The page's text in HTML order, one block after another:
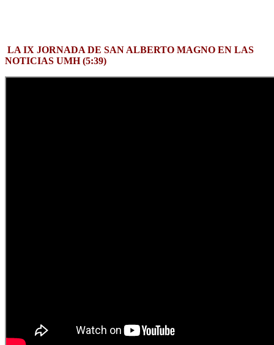
LA IX JORNADA DE SAN ALBERTO MAGNO EN LAS
NOTICIAS UMH (5:39)